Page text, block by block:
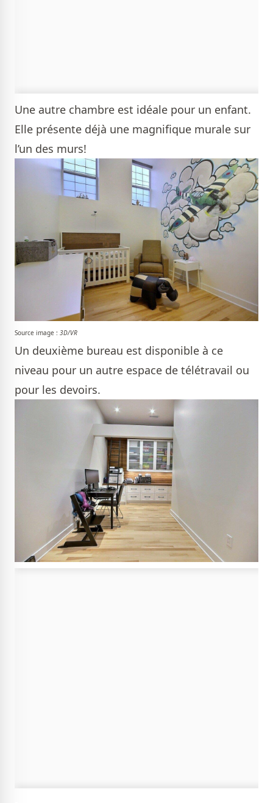
Une autre chambre est idéale pour un enfant.
Elle présente déjà une magnifique murale sur
l’un des murs!
Source image : 3D/VR
Un deuxième bureau est disponible à ce
niveau pour un autre espace de télétravail ou
pour les devoirs.